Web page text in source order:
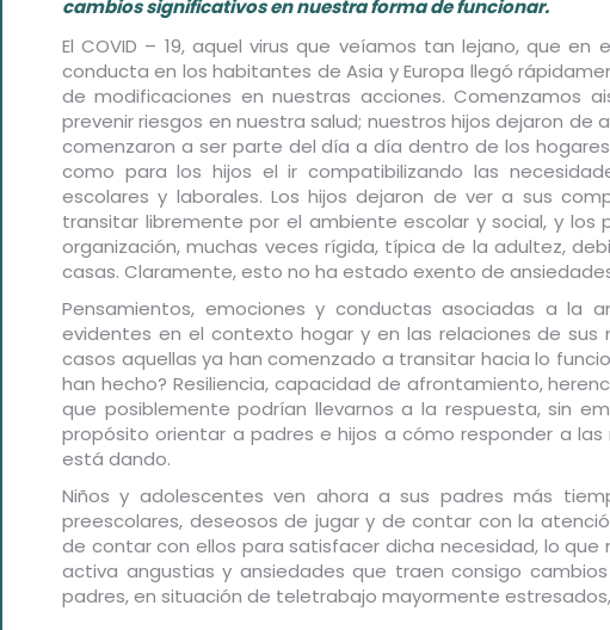
cambios significativos en nuestra formade funcionar.
El COVID – 19, aquel virus que veíamos tan lejano, que
conducta en los habitantes de Asia y Europa llegó
de modificaciones en nuestras acciones. Comenzamos
prevenir riesgos en nuestra salud; nuestros hijos dejaron de
comenzaron a ser parte del día a día dentro de los
como para los hijos el ir compatibilizando las
escolares y laborales. Los hijos dejaron de ver a sus
transitar libremente por el ambiente escolar y social, y
organización, muchas veces rígida, típica de la adultez,
casas. Claramente, esto no ha estado exento de
Pensamientos, emociones y conductas asociadas a la
evidentes en el contexto hogar y en las relaciones de sus
casos aquellas ya han comenzado a transitar hacia lo
han hecho? Resiliencia, capacidad de afrontamiento,
que posiblemente podrían llevarnos a la respuesta, sin
propósito orientar a padres e hijos a cómo responder a
está dando.
Niños y adolescentes ven ahora a sus padres más
preescolares, deseosos de jugar y de contar con la
de contar con ellos para satisfacer dicha necesidad, lo
activa angustias y ansiedades que traen consigo
padres, en situación de teletrabajo mayormente